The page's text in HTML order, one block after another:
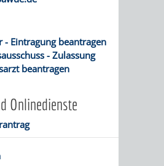
AUSSCHÜSSE
RATHAUS
- Eintragung beantragen
- Zulassung
beantragen
Onlinedienste